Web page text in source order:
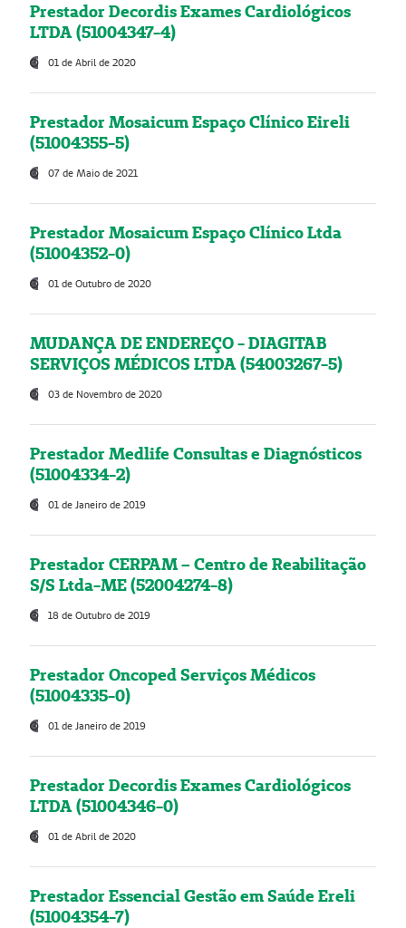
Prestador Decordis Exames Cardiológicos
LTDA (51004347-4)
01 de Abril de 2020
Prestador Mosaicum Espaço Clínico Eireli
(51004355-5)
07 de Maio de 2021
Prestador Mosaicum Espaço Clínico Ltda
(51004352-0)
01 de Outubro de 2020
MUDANÇA DE ENDEREÇO - DIAGITAB
SERVIÇOS MÉDICOS LTDA (54003267-5)
03 de Novembro de 2020
Prestador Medlife Consultas e Diagnósticos
(51004334-2)
01 de Janeiro de 2019
Prestador CERPAM – Centro de Reabilitação
S/S Ltda-ME (52004274-8)
18 de Outubro de 2019
Prestador Oncoped Serviços Médicos
(51004335-0)
01 de Janeiro de 2019
Prestador Decordis Exames Cardiológicos
LTDA (51004346-0)
01 de Abril de 2020
Prestador Essencial Gestão em Saúde Ereli
(51004354-7)